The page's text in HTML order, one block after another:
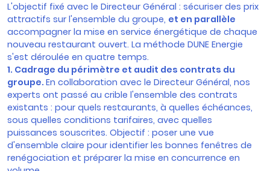
L'objectif fixé avec le Directeur Général : sécuriser des prix
attractifs sur l'ensemble du groupe, et en parallèle
accompagner la mise en service énergétique de chaque
nouveau restaurant ouvert. La méthode DUNE Energie
s'est déroulée en quatre temps.
1. Cadrage du périmètre et audit des contrats du
groupe. En collaboration avec le Directeur Général, nos
experts ont passé au crible l'ensemble des contrats
existants : pour quels restaurants, à quelles échéances,
sous quelles conditions tarifaires, avec quelles
puissances souscrites. Objectif : poser une vue
d'ensemble claire pour identifier les bonnes fenêtres de
renégociation et préparer la mise en concurrence en